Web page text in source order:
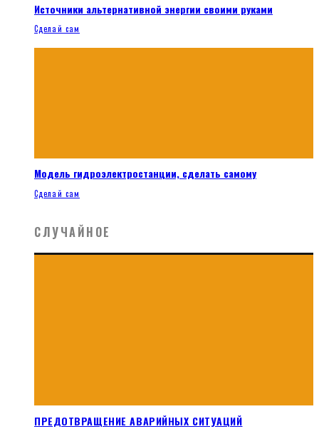
Источники альтернативной энергии своими руками
Сделай сам
Модель гидроэлектростанции, сделать самому
Сделай сам
СЛУЧАЙНОЕ
ПРЕДОТВРАЩЕНИЕ АВАРИЙНЫХ СИТУАЦИЙ